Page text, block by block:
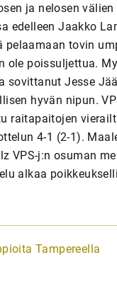
ja nelosen
edelleen Jaakko
tovin
ole poissuljettua.
sovittanut Jesse
hyvän nipun.
raitapaitojen
4-1 (2-1).
VPS-j:n osuman
alkaa
Tampereella